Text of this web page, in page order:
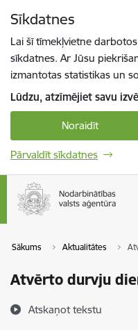
Sīkdatnes
Lai šī tīmekļvietne
sīkdatnes. Ar Jūsu
izmantotas statistikas un
Lūdzu, atzīmējiet savu
Noraidīt
Pārvaldīt sīkdatnes
Sākums Aktualitātes
Atvērto durvju
Atskaņot tekstu